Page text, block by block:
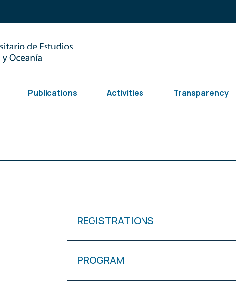
Publications Activities Transparency
REGISTRATIONS
PROGRAM